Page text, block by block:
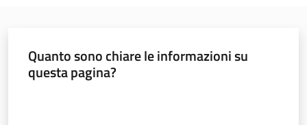
Piani Programmi
Quanto sono chiare le informazioni su
questa pagina?